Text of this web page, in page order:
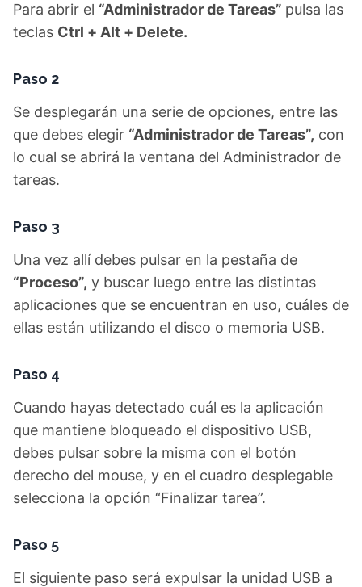
Para abrir el “Administrador de Tareas” pulsa las
teclas Ctrl + Alt + Delete.
Paso 2
Se desplegarán una serie de opciones, entre las
que debes elegir “Administrador de Tareas”, con
lo cual se abrirá la ventana del Administrador de
tareas.
Paso 3
Una vez allí debes pulsar en la pestaña de
“Proceso”, y buscar luego entre las distintas
aplicaciones que se encuentran en uso, cuáles de
ellas están utilizando el disco o memoria USB.
Paso 4
Cuando hayas detectado cuál es la aplicación
que mantiene bloqueado el dispositivo USB,
debes pulsar sobre la misma con el botón
derecho del mouse, y en el cuadro desplegable
selecciona la opción “Finalizar tarea”.
Paso 5
El siguiente paso será expulsar la unidad USB a